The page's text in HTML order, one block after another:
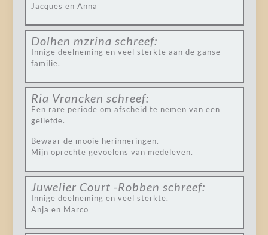
Jacques en Anna
Dolhen mzrina schreef:
Innige deelneming en veel sterkte aan de ganse
familie.
Ria Vrancken schreef:
Een rare periode om afscheid te nemen van een
geliefde.
Bewaar de mooie herinneringen.
Mijn oprechte gevoelens van medeleven.
Juwelier Court -Robben schreef:
Innige deelneming en veel sterkte.
Anja en Marco